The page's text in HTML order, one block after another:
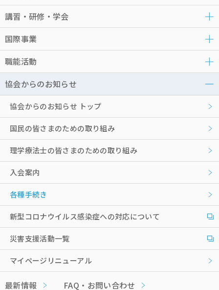
講習・研修・学会
国際事業
職能活動
協会からのお知らせ
協会からのお知らせ トップ
国民の皆さまのための取り組み
理学療法士の皆さまのための取り組み
入会案内
各種手続き
新型コロナウイルス感染症への対応について
災害支援活動一覧
マイページリニューアル
最新情報 FAQ・お問い合わせ